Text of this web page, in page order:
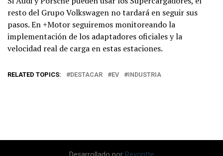
resto del Grupo Volkswagen no tardará en seguir sus
pasos. En +Motor seguiremos monitoreando la
implementación de los adaptadores oficiales y la
velocidad real de carga en estas estaciones.
RELATED TOPICS: DESTACAR EV INDUSTRIA